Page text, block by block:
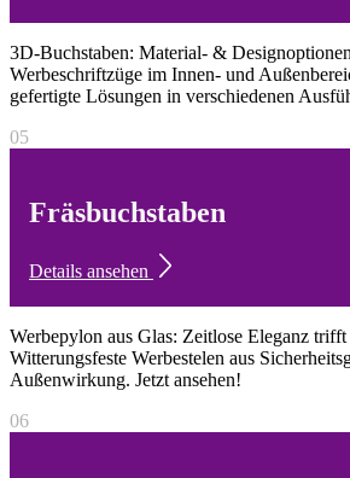
3D-Buchstaben: Material- &
Werbeschriftzüge im Innen- und
gefertigte Lösungen in verschiedenen
05
Fräsbuchstaben
Details ansehen
Werbepylon aus Glas: Zeitlose Eleganz
Witterungsfeste Werbestelen aus
Außenwirkung. Jetzt ansehen!
06